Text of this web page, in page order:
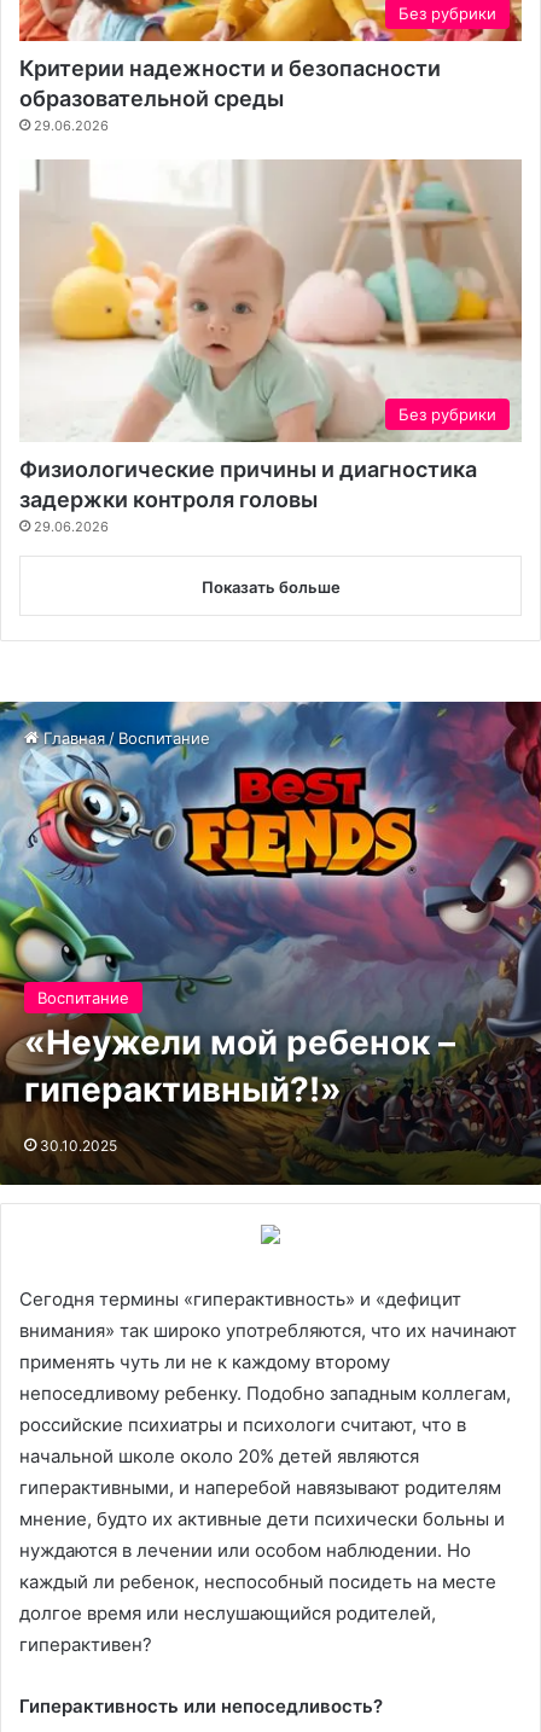
Без рубрики
Критерии надежности и безопасности
образовательной среды
29.06.2026
Без рубрики
Физиологические причины и диагностика
задержки контроля головы
29.06.2026
Показать больше